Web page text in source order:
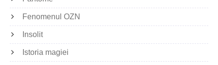
Fenomenul OZN
Insolit
Istoria magiei